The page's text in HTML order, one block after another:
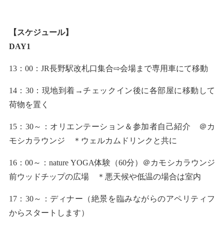
【スケジュール】
DAY1
13：00：JR長野駅改札口集合⇨会場まで専用車にて移動
14：30：現地到着→チェックイン後に各部屋に移動して
荷物を置く
15：30～：オリエンテーション＆参加者自己紹介 ＠カ
モシカラウンジ ＊ウェルカムドリンクと共に
16：00～：nature YOGA体験（60分）＠カモシカラウンジ
前ウッドチップの広場 ＊悪天候や低温の場合は室内
17：30～：ディナー（絶景を臨みながらのアペリティフ
からスタートします）